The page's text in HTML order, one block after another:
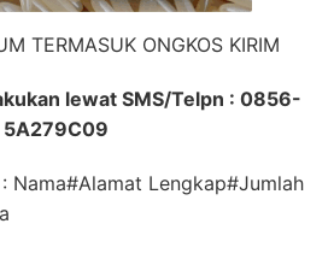
TERMASUK ONGKOS KIRIM
lewat SMS/Telpn : 0856-
5A279C09
Nama#Alamat Lengkap#Jumlah